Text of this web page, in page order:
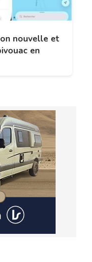
nouvelle et
en